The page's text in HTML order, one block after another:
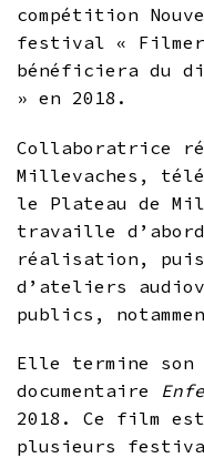
compétition
festival «
bénéficiera du
» en 2018.
Collaboratrice
Millevaches,
le Plateau de
travaille
réalisation,
d’ateliers
publics,
Elle termine
documentaire
2018. Ce film
plusieurs